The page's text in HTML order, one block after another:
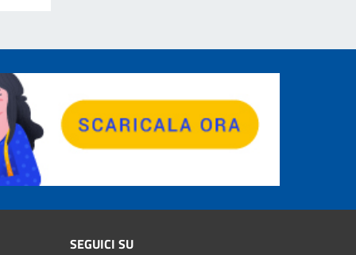
SEGUICI SU